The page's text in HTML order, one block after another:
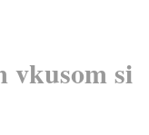
vkusom si